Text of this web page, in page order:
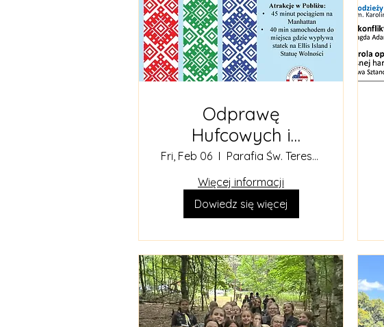
Odprawę
Hufcowych i
Konferencję
Metodyczną 2026
Fri, Feb 06
Parafia Św. Teresy od Dzieciątka Jezus
Więcej informacji
Dowiedz się więcej